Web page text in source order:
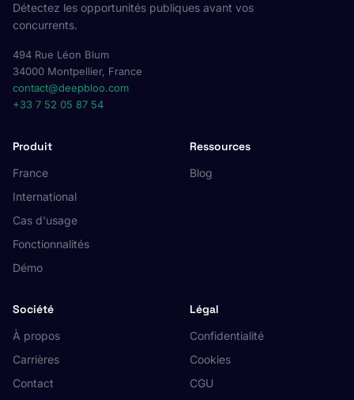
Détectez les opportunités publiques avant vos
concurrents.
494 Rue Léon Blum
34000 Montpellier, France
contact@deepbloo.com
+33 7 52 05 87 54
Produit
France
International
Cas d'usage
Fonctionnalités
Démo
Ressources
Blog
Société
À propos
Carrières
Contact
Légal
Confidentialité
Cookies
CGU